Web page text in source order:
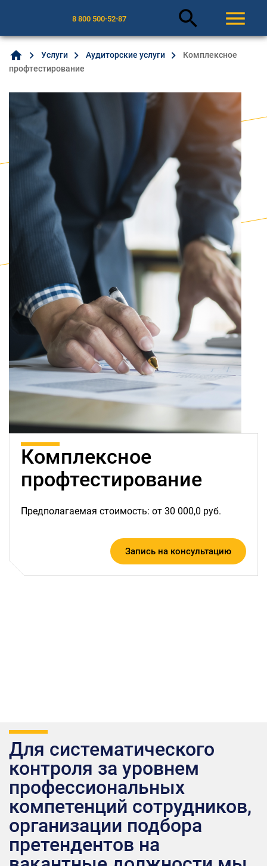
8 800 500-52-87 search menu
home Услуги Аудиторские услуги
Комплексное
профтестирование
Комплексное
профтестирование
Предполагаемая стоимость: от 30 000,0 руб.
Запись на консультацию
Для систематического
контроля за уровнем
профессиональных
компетенций сотрудников,
организации подбора
претендентов на